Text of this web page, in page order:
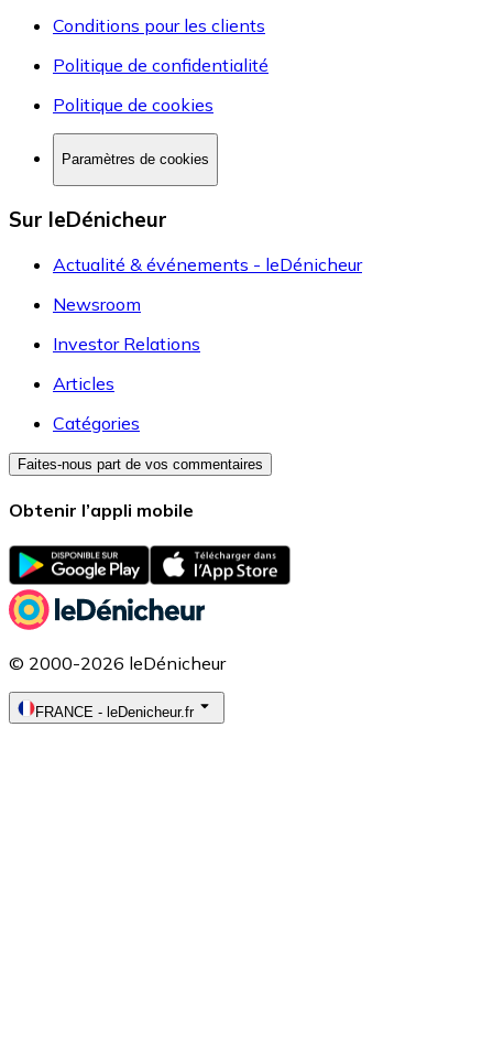
Conditions pour les clients
Politique de confidentialité
Politique de cookies
Paramètres de cookies
Sur leDénicheur
Actualité & événements - leDénicheur
Newsroom
Investor Relations
Articles
Catégories
Faites-nous part de vos commentaires
Obtenir l’appli mobile
© 2000-2026 leDénicheur
FRANCE - leDenicheur.fr